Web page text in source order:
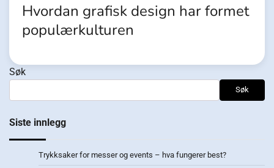
Hvordan grafisk design har formet
populærkulturen
Søk
Søk
Siste innlegg
Trykksaker for messer og events – hva fungerer best?